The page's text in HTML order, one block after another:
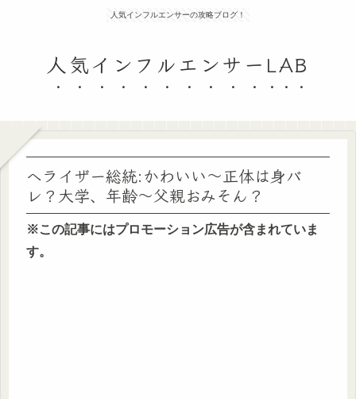
人気インフルエンサーの攻略ブログ！
人気インフルエンサーLAB
ヘライザー総統:かわいい～正体は身バ
レ？大学、年齢～父親おみそん？
※この記事にはプロモーション広告が含まれていま
す。